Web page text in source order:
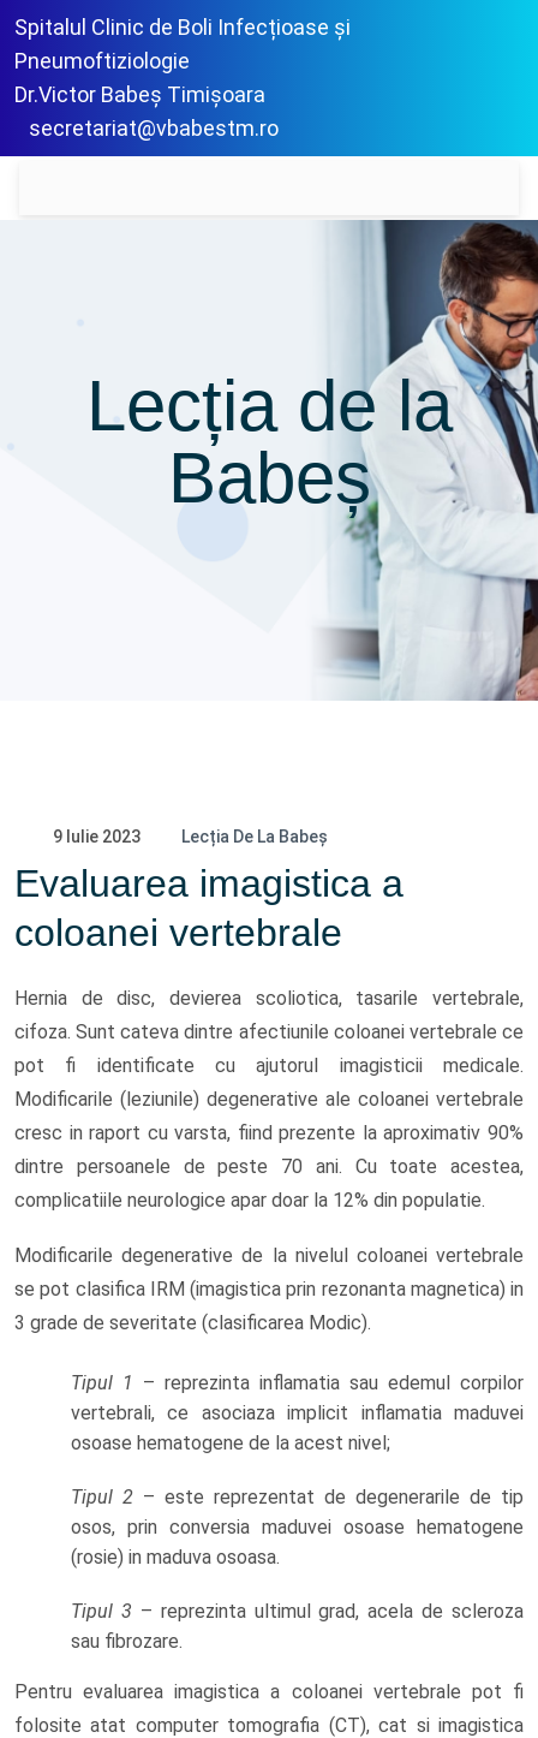
Spitalul Clinic de Boli Infecțioase și
Pneumoftiziologie
Dr.Victor Babeș Timișoara
secretariat@vbabestm.ro
Lecția de la
Babeș
9 Iulie 2023 Lecția De La Babeș
Evaluarea imagistica a
coloanei vertebrale
Hernia de disc, devierea scoliotica, tasarile vertebrale,
cifoza. Sunt cateva dintre afectiunile coloanei vertebrale ce
pot fi identificate cu ajutorul imagisticii medicale.
Modificarile (leziunile) degenerative ale coloanei vertebrale
cresc in raport cu varsta, fiind prezente la aproximativ 90%
dintre persoanele de peste 70 ani. Cu toate acestea,
complicatiile neurologice apar doar la 12% din populatie.
Modificarile degenerative de la nivelul coloanei vertebrale
se pot clasifica IRM (imagistica prin rezonanta magnetica) in
3 grade de severitate (clasificarea Modic).
Tipul 1 – reprezinta inflamatia sau edemul corpilor
vertebrali, ce asociaza implicit inflamatia maduvei
osoase hematogene de la acest nivel;
Tipul 2 – este reprezentat de degenerarile de tip
osos, prin conversia maduvei osoase hematogene
(rosie) in maduva osoasa.
Tipul 3 – reprezinta ultimul grad, acela de scleroza
sau fibrozare.
Pentru evaluarea imagistica a coloanei vertebrale pot fi
folosite atat computer tomografia (CT), cat si imagistica